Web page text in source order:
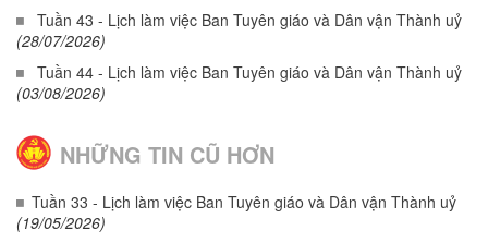
Tuần 43 - Lịch làm việc Ban Tuyên giáo và Dân vận Thành uỷ
(28/07/2026)
Tuần 44 - Lịch làm việc Ban Tuyên giáo và Dân vận Thành uỷ
(03/08/2026)
NHỮNG TIN CŨ HƠN
Tuần 33 - Lịch làm việc Ban Tuyên giáo và Dân vận Thành uỷ
(19/05/2026)